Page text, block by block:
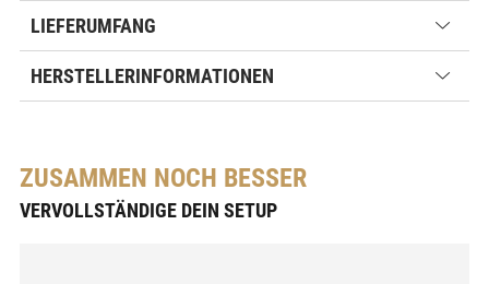
LIEFERUMFANG
HERSTELLERINFORMATIONEN
ZUSAMMEN NOCH BESSER
VERVOLLSTÄNDIGE DEIN SETUP